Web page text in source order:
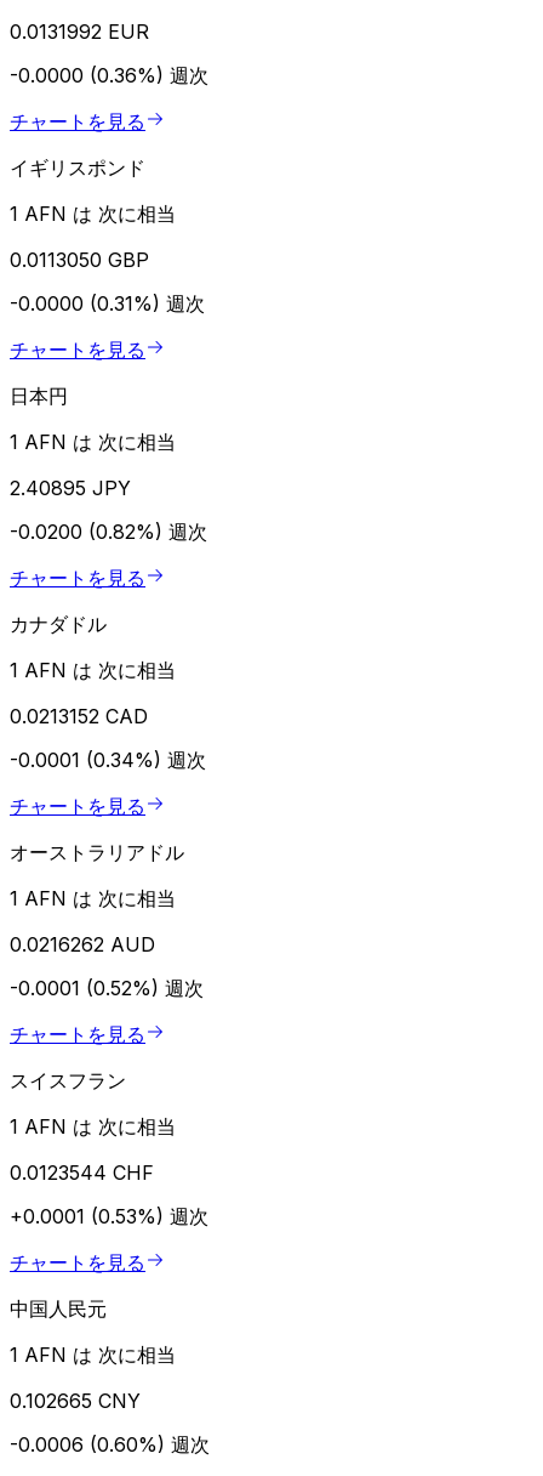
0.0131992 EUR
-0.0000 (0.36%) 週次
チャートを見る
イギリスポンド
1 AFN は 次に相当
0.0113050 GBP
-0.0000 (0.31%) 週次
チャートを見る
日本円
1 AFN は 次に相当
2.40895 JPY
-0.0200 (0.82%) 週次
チャートを見る
カナダドル
1 AFN は 次に相当
0.0213152 CAD
-0.0001 (0.34%) 週次
チャートを見る
オーストラリアドル
1 AFN は 次に相当
0.0216262 AUD
-0.0001 (0.52%) 週次
チャートを見る
スイスフラン
1 AFN は 次に相当
0.0123544 CHF
+0.0001 (0.53%) 週次
チャートを見る
中国人民元
1 AFN は 次に相当
0.102665 CNY
-0.0006 (0.60%) 週次